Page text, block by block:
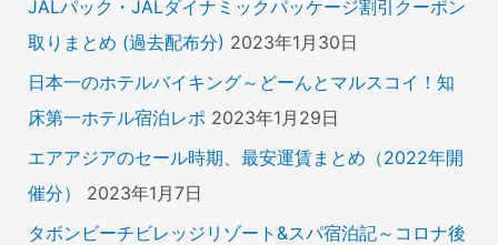
JALパック・JALダイナミックパッケージ割引クーポン
取りまとめ (過去配布分) 2023年1月30日
日本一のホテルバイキング～どーんとマルスコイ！知
床第一ホテル宿泊レポ 2023年1月29日
エアアジアのセール時期、最安運賃まとめ（2022年開
催分）
2023年1月7日
タボンビーチビレッジリゾート&スパ宿泊記～コロナ後